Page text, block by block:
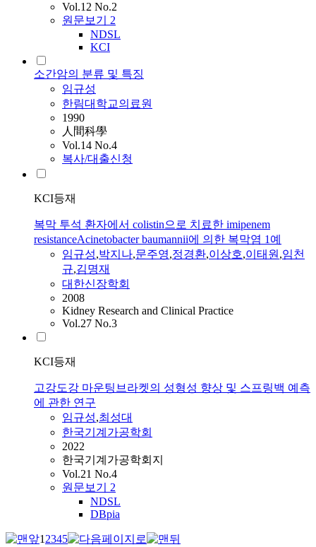
Vol.12 No.2
원문보기 2
NDSL
KCI
소간암의 분류 및 특징
임규성
한림대학교의료원
1990
人間科學
Vol.14 No.4
복사/대출신청
KCI등재
복막 투석 환자에서 colistin으로 치료한 imipenem
resistanceAcinetobacter baumannii에 의한 복막염 1예
임규성,박지나,문주영,정경환,이상호,이태원,임천
규,김명재
대한신장학회
2008
Kidney Research and Clinical Practice
Vol.27 No.3
KCI등재
고강도강 마운팅브라켓의 성형성 향상 및 스프링백 예측
에 관한 연구
임규성,최성대
한국기계가공학회
2022
한국기계가공학회지
Vol.21 No.4
원문보기 2
NDSL
DBpia
12345